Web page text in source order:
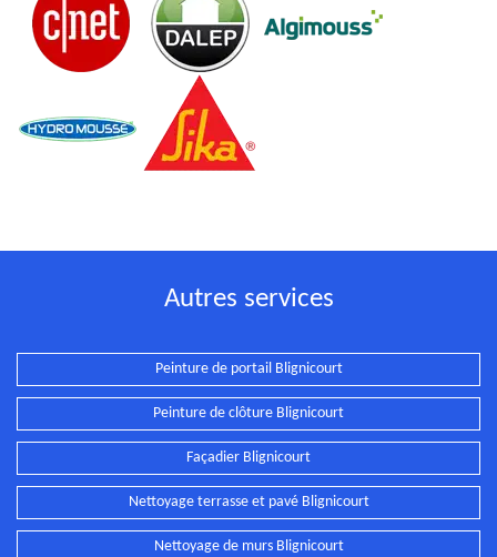
Autres services
Peinture de portail Blignicourt
Peinture de clôture Blignicourt
Façadier Blignicourt
Nettoyage terrasse et pavé Blignicourt
Nettoyage de murs Blignicourt